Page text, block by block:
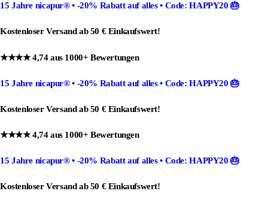
15 Jahre nicapur®• -20% Rabattauf alles • Code: HAPPY20🎂
Kostenloser Versand ab 50 € Einkaufswert!
★★★★ 4,74 aus 1000+ Bewertungen
15 Jahre nicapur®• -20% Rabattauf alles • Code: HAPPY20🎂
Kostenloser Versand ab 50 € Einkaufswert!
★★★★ 4,74 aus 1000+ Bewertungen
15 Jahre nicapur®• -20% Rabattauf alles • Code: HAPPY20🎂
Kostenloser Versand ab 50 € Einkaufswert!